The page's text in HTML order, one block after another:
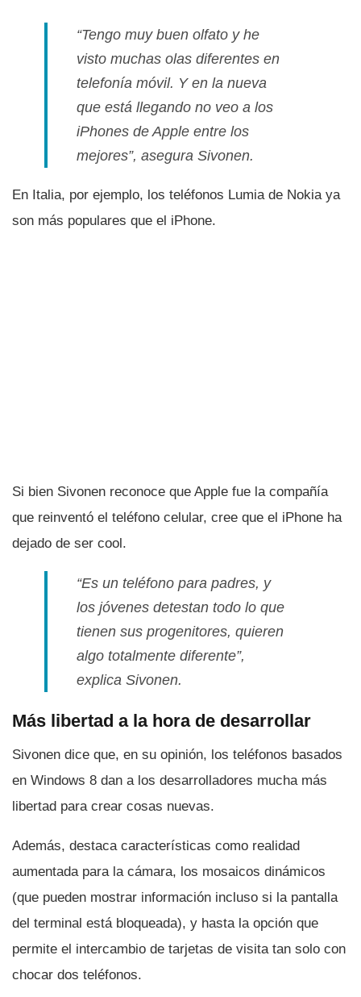
“Tengo muy buen olfato y he
visto muchas olas diferentes en
telefoní­a móvil. Y en la nueva
que está llegando no veo a los
iPhones de Apple entre los
mejores”, asegura Sivonen.
En Italia, por ejemplo, los teléfonos Lumia de Nokia ya
son más populares que el iPhone.
Si bien Sivonen reconoce que Apple fue la compañí­a
que reinventó el teléfono celular, cree que el iPhone ha
dejado de ser cool.
“Es un teléfono para padres, y
los jóvenes detestan todo lo que
tienen sus progenitores, quieren
algo totalmente diferente”,
explica Sivonen.
Más libertad a la hora de desarrollar
Sivonen dice que, en su opinión, los teléfonos basados
en Windows 8 dan a los desarrolladores mucha más
libertad para crear cosas nuevas.
Además, destaca caracterí­sticas como realidad
aumentada para la cámara, los mosaicos dinámicos
(que pueden mostrar información incluso si la pantalla
del terminal está bloqueada), y hasta la opción que
permite el intercambio de tarjetas de visita tan solo con
chocar dos teléfonos.